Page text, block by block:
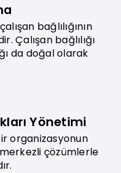
bağlılığının
Çalışan bağlılığı
da doğal olarak
Yönetimi
organizasyonun
çözümlerle